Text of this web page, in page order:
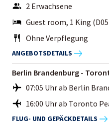
2 Erwachsene
Guest room, 1 King
Ohne Verpflegung
ANGEBOTSDETAILS
Berlin Brandenburg -
07:05 Uhr ab Berlin
16:00 Uhr ab Toronto
FLUG- UND GEPÄCKDETAILS